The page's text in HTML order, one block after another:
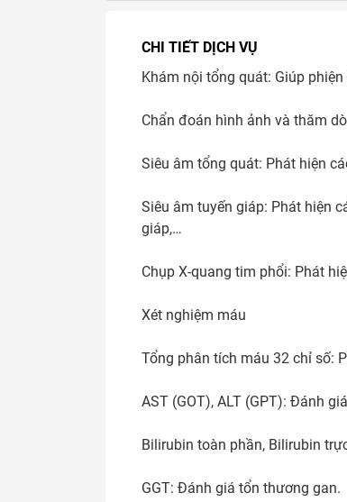
CHI TIẾT DỊCH VỤ
Khám nội tổng quát: Giúp
Chẩn đoán hình ảnh và thăm
Siêu âm tổng quát: Phát hiện
Siêu âm tuyến giáp: Phát hiện
giáp,…
Chụp X-quang tim phổi: Phát
Xét nghiệm máu
Tổng phân tích máu 32 chỉ số:
AST (GOT), ALT (GPT): Đánh
Bilirubin toàn phần, Bilirubin
GGT: Đánh giá tổn thương gan.